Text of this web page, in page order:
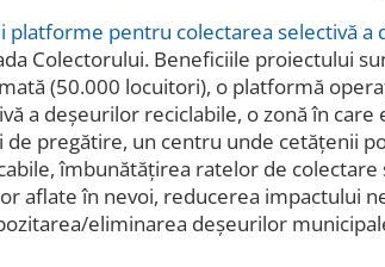
platforme pentru colectarea selectivă a
Colectorului. Beneficiile proiectului
(50.000 locuitori), o platformă
a deșeurilor reciclabile, o zonă în care
de pregătire, un centru unde cetățenii
îmbunătățirea ratelor de colectare
aflate în nevoi, reducerea impactului
eliminarea deșeurilor